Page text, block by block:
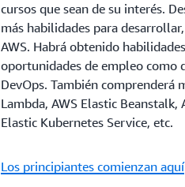
cursos que sean de su interés.
más habilidades para
AWS. Habrá obtenido
oportunidades de empleo como
DevOps. También comprenderá
Lambda, AWS Elastic
Elastic Kubernetes Service, etc.
Los principiantes comienzan aquí